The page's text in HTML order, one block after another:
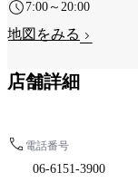
7:00～20:00
地図をみる
店舗詳細
電話番号
06-6151-3900